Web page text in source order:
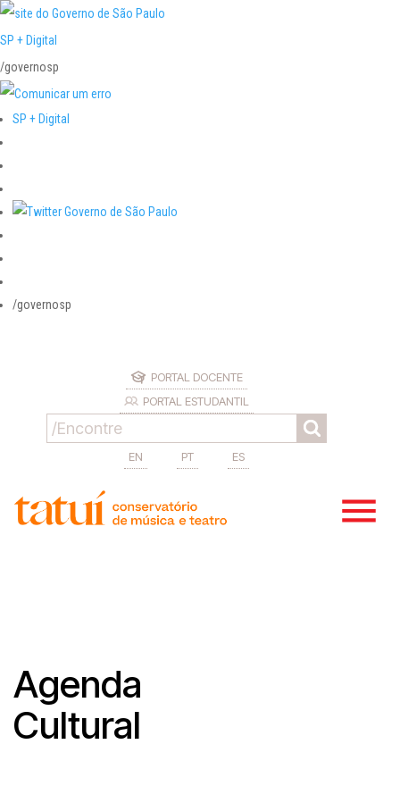
SP + Digital
/governosp
SP + Digital
/governosp
PORTAL DOCENTE
PORTAL ESTUDANTIL
EN PT ES
Agenda
Cultural